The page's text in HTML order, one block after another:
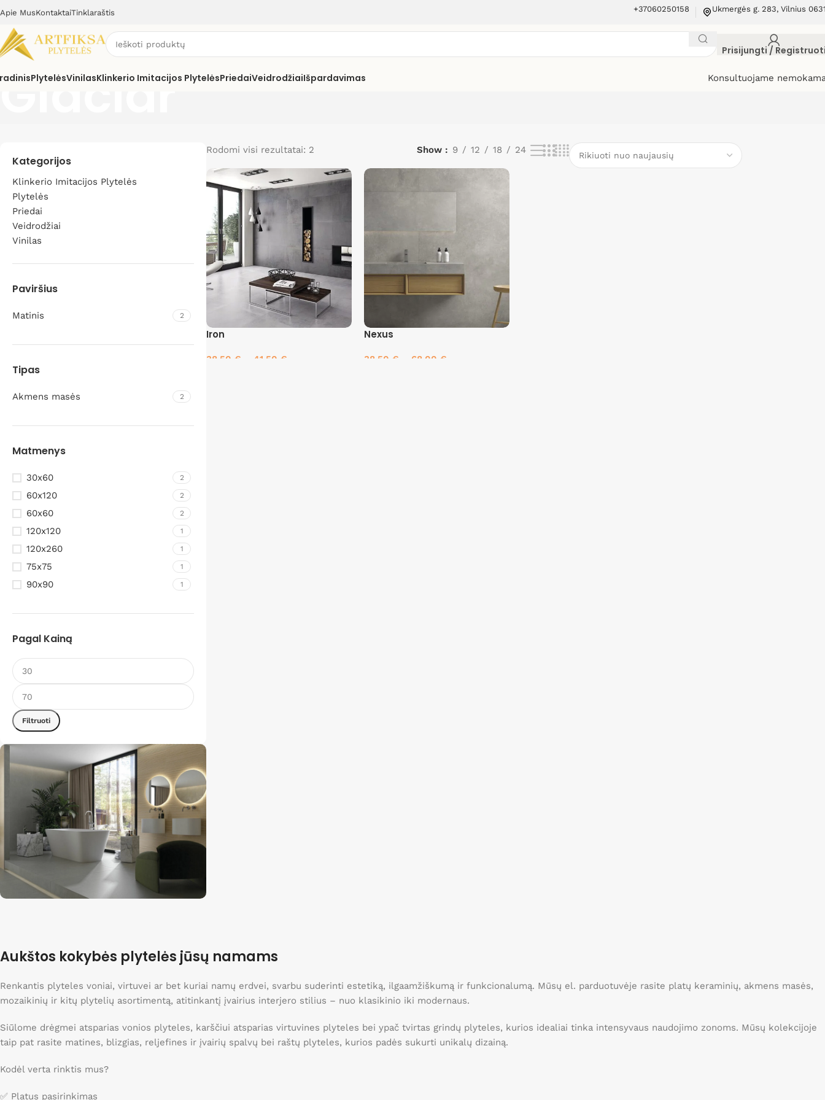
Apie MusKontaktaiTinklaraštis +37060250158 Ukmergės g. 283, Vilnius
Prisijungti /
PlytelėsVinilasKlinkerio Imitacijos PlytelėsPriedaiVeidrodžiaiIšpardavimas Konsultuojame
Glaciar
Kategorijos
Klinkerio Imitacijos Plytelės
Plytelės
Priedai
Veidrodžiai
Vinilas
Paviršius
Matinis 2
Tipas
Akmens masės 2
Matmenys
30x60 2
60x120 2
60x60 2
120x120 1
120x260 1
75x75 1
90x90 1
Pagal Kainą
Filtruoti
Apsipirkti
Rodomi visi rezultatai: 2 Show 9 12 18 24
Iron
38.50 € 41.50 €
Nexus
38.50 € 68.00 €
Aukštos kokybės plytelės jūsų namams
Renkantis plyteles voniai, virtuvei ar bet kuriai namų erdvei, svarbu suderinti estetiką, ilgaamžiškumą ir funkcionalumą. Mūsų el. parduotuvėje rasite platų keraminių, akmens masės,
mozaikinių ir kitų plytelių asortimentą, atitinkantį įvairius interjero stilius – nuo klasikinio iki modernaus.
Siūlome drėgmei atsparias vonios plyteles, karščiui atsparias virtuvines plyteles bei ypač tvirtas grindų plyteles, kurios idealiai tinka intensyvaus naudojimo zonoms. Mūsų kolekcijoje
taip pat rasite matines, blizgias, reljefines ir įvairių spalvų bei raštų plyteles, kurios padės sukurti unikalų dizainą.
Kodėl verta rinktis mus?
✅ Platus pasirinkimas